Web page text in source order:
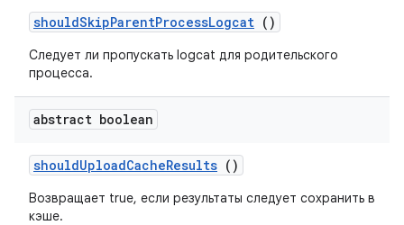
shouldSkipParentProcessLogcat ()
Следует ли пропускать logcat для родительского
процесса.
abstract boolean
shouldUploadCacheResults ()
Возвращает true, если результаты следует сохранить в
кэше.